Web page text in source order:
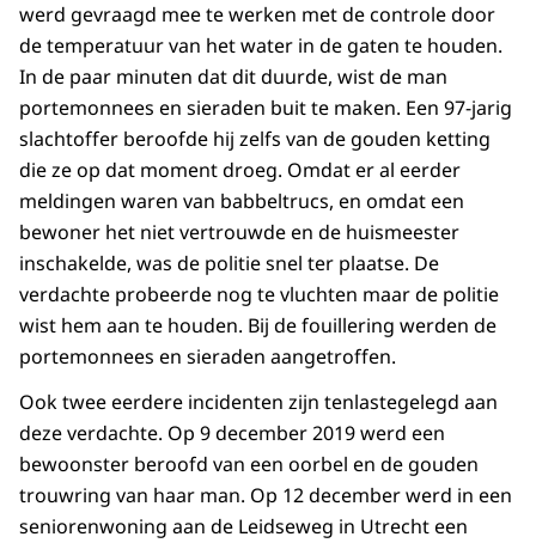
werd gevraagd mee te werken met de controle door
de temperatuur van het water in de gaten te houden.
In de paar minuten dat dit duurde, wist de man
portemonnees en sieraden buit te maken. Een 97-jarig
slachtoffer beroofde hij zelfs van de gouden ketting
die ze op dat moment droeg. Omdat er al eerder
meldingen waren van babbeltrucs, en omdat een
bewoner het niet vertrouwde en de huismeester
inschakelde, was de politie snel ter plaatse. De
verdachte probeerde nog te vluchten maar de politie
wist hem aan te houden. Bij de fouillering werden de
portemonnees en sieraden aangetroffen.
Ook twee eerdere incidenten zijn tenlastegelegd aan
deze verdachte. Op 9 december 2019 werd een
bewoonster beroofd van een oorbel en de gouden
trouwring van haar man. Op 12 december werd in een
seniorenwoning aan de Leidseweg in Utrecht een